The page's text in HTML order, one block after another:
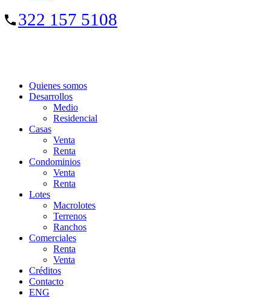
322 157 5108
Quienes somos
Desarrollos
Medio
Residencial
Casas
Venta
Renta
Condominios
Venta
Renta
Lotes
Macrolotes
Terrenos
Ranchos
Comerciales
Renta
Venta
Créditos
Contacto
ENG